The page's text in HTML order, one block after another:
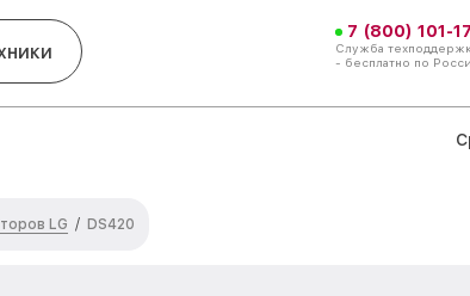
7 (800) 101-
Служба
- бесплатно по
LG / DS420